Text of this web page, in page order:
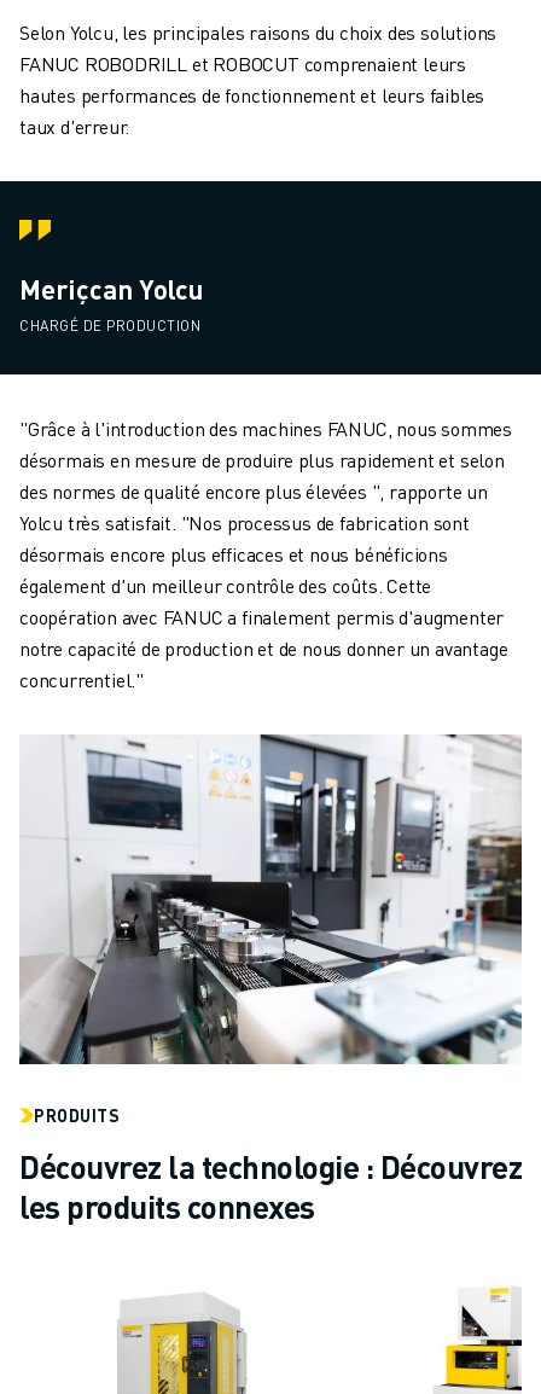
Selon Yolcu, les principales raisons du choix des solutions
FANUC ROBODRILL et ROBOCUT comprenaient leurs
hautes performances de fonctionnement et leurs faibles
taux d'erreur.
Meriçcan Yolcu
CHARGÉ DE PRODUCTION
"Grâce à l'introduction des machines FANUC, nous sommes
désormais en mesure de produire plus rapidement et selon
des normes de qualité encore plus élevées ", rapporte un
Yolcu très satisfait. "Nos processus de fabrication sont
désormais encore plus efficaces et nous bénéficions
également d'un meilleur contrôle des coûts. Cette
coopération avec FANUC a finalement permis d'augmenter
notre capacité de production et de nous donner un avantage
concurrentiel."
PRODUITS
Découvrez la technologie : Découvrez
les produits connexes